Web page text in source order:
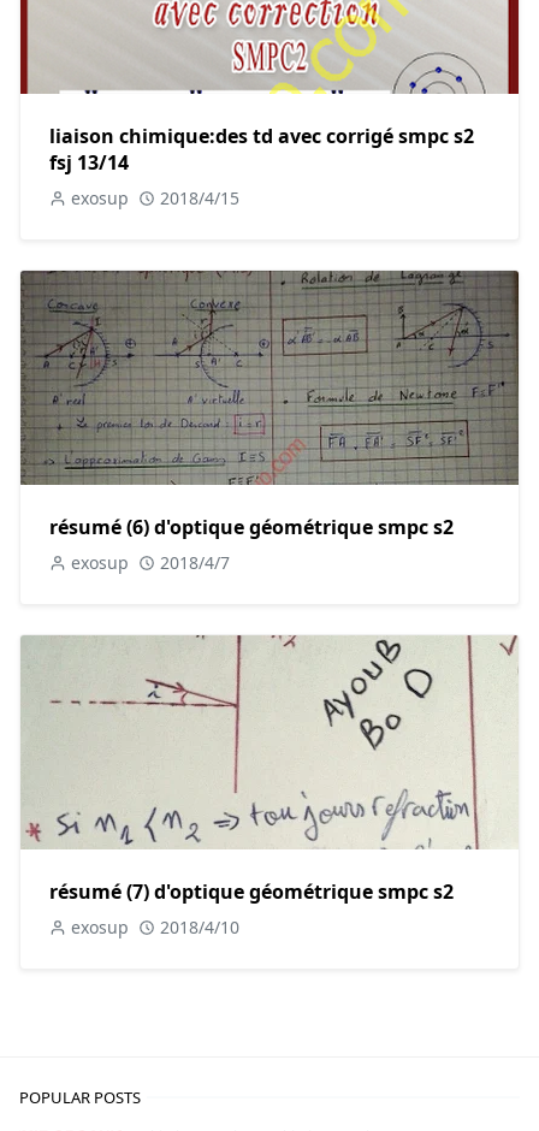
liaison chimique:des td avec corrigé smpc s2
fsj 13/14
exosup 2018/4/15
résumé (6) d'optique géométrique smpc s2
exosup 2018/4/7
résumé (7) d'optique géométrique smpc s2
exosup 2018/4/10
POPULAR POSTS